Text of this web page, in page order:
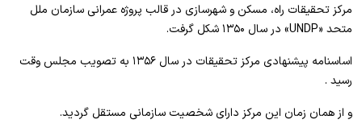
مرکز تحقیقات راه، مسکن و شهرسازی در قالب پروژه عمرانی سازمان ملل
متحد «UNDP» در سال ۱۳۵۰ شکل گرفت.
اساسنامه پیشنهادی مرکز تحقیقات در سال ۱۳۵۶ به تصویب مجلس وقت
رسید .
و از همان زمان این مرکز دارای شخصیت سازمانی مستقل گردید.